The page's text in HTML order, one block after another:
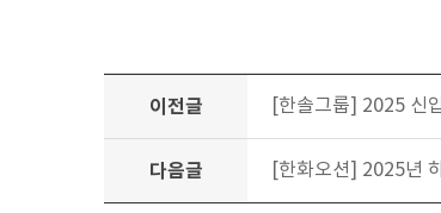
이전글 [한솔그룹] 2025 신
다음글 [한화오션] 2025년